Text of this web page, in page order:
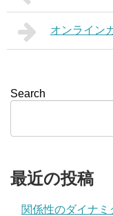
オンライン
Search
最近の投稿
関係性のダイナ